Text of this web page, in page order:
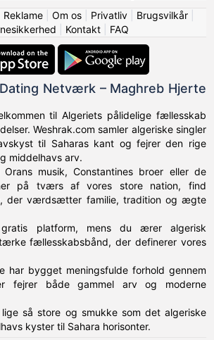
Reklame| Om os| Privatliv| Brugsvilkår|
Kontakt| FAQ
Netværk – Maghreb Hjerte
til Algeriets pålidelige fællesskab
Weshrak.com samler algeriske singler
til Saharas kant og fejrer den rige
middelhavs arv.
musik, Constantines broer eller de
på tværs af vores store nation, find
der værdsætter familie, tradition og ægte
platform, mens du ærer algerisk
fællesskabsbånd, der definerer vores
har bygget meningsfulde forhold gennem
fejrer både gammel arv og moderne
så store og smukke som det algeriske
kyster til Sahara horisonter.